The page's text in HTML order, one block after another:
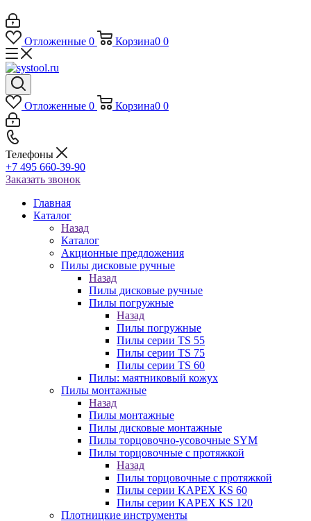
Отложенные 0 Корзина0 0
Отложенные 0 Корзина0 0
Телефоны
+7 495 660-39-90
Заказать звонок
Главная
Каталог
Назад
Каталог
Акционные предложения
Пилы дисковые ручные
Назад
Пилы дисковые ручные
Пилы погружные
Назад
Пилы погружные
Пилы серии TS 55
Пилы серии TS 75
Пилы серии TS 60
Пилы: маятниковый кожух
Пилы монтажные
Назад
Пилы монтажные
Пилы дисковые монтажные
Пилы торцовочно-усовочные SYM
Пилы торцовочные с протяжкой
Назад
Пилы торцовочные с протяжкой
Пилы серии KAPEX KS 60
Пилы серии KAPEX KS 120
Плотницкие инструменты